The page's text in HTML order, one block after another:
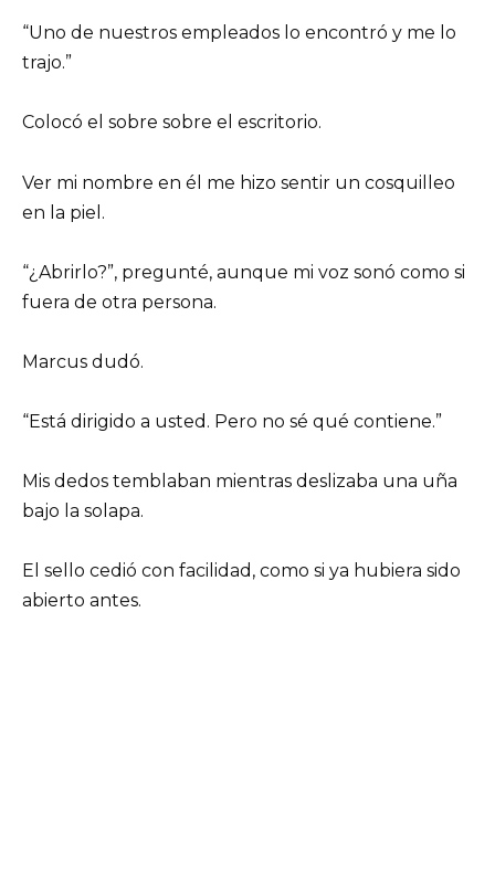
“Uno de nuestros empleados lo encontró y me lo
trajo.”
Colocó el sobre sobre el escritorio.
Ver mi nombre en él me hizo sentir un cosquilleo
en la piel.
“¿Abrirlo?”, pregunté, aunque mi voz sonó como si
fuera de otra persona.
Marcus dudó.
“Está dirigido a usted. Pero no sé qué contiene.”
Mis dedos temblaban mientras deslizaba una uña
bajo la solapa.
El sello cedió con facilidad, como si ya hubiera sido
abierto antes.